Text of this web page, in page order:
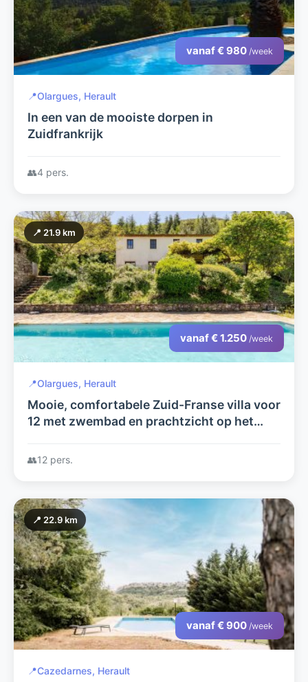
vanaf € 980 /week
📍Olargues, Herault
In een van de mooiste dorpen in
Zuidfrankrijk
👥4 pers.
📍 21.9 km
vanaf € 1.250 /week
📍Olargues, Herault
Mooie, comfortabele Zuid-Franse villa voor
12 met zwembad en prachtzicht op het
👥12 pers.
📍 22.9 km
vanaf € 900 /week
📍Cazedarnes, Herault